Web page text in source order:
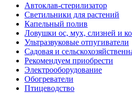
Автоклав-стерилизатор
Светильники для растений
Капельный полив
Ловушки ос, мух, слизней и
Ультразвуковые отпугиватели
Садовая и
Рекомендуем приобрести
Электрооборудование
Обогреватели
Птицеводство